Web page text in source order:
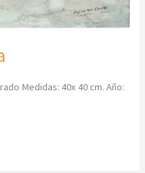
Medidas: 40x 40 cm. Año: